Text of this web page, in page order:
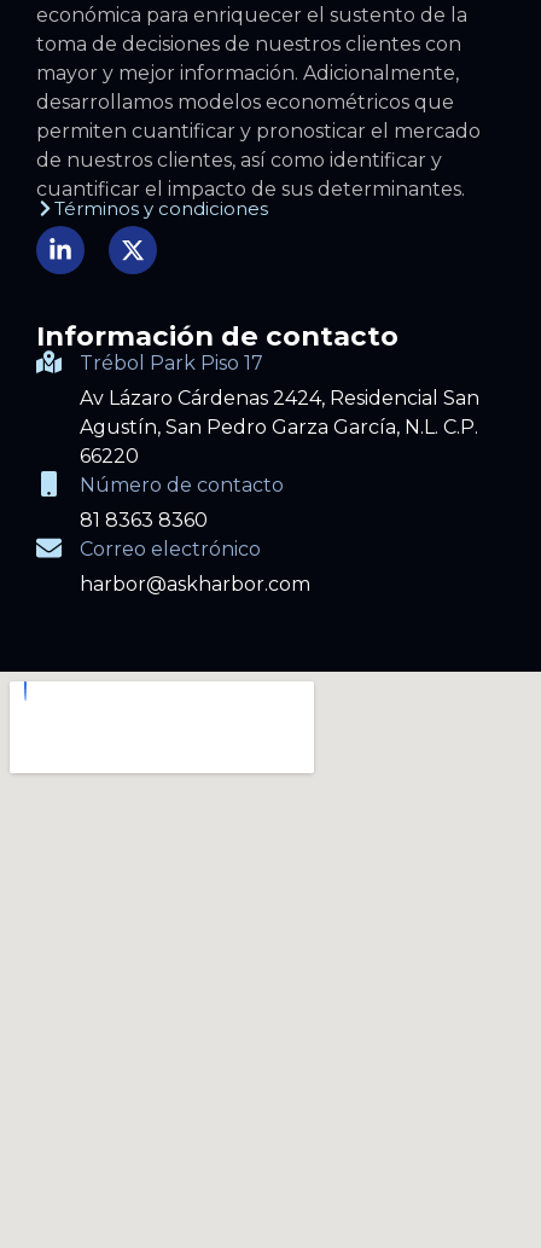
económica para enriquecer el sustento de la
toma de decisiones de nuestros clientes con
mayor y mejor información. Adicionalmente,
desarrollamos modelos econométricos que
permiten cuantificar y pronosticar el mercado
de nuestros clientes, así como identificar y
cuantificar el impacto de sus determinantes.
Términos y condiciones
Información de contacto
Trébol Park Piso 17
Av Lázaro Cárdenas 2424, Residencial San
Agustín, San Pedro Garza García, N.L. C.P.
66220
Número de contacto
81 8363 8360
Correo electrónico
harbor@askharbor.com